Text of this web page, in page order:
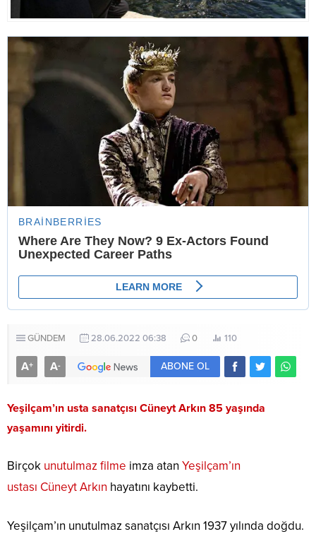
GÜNDEM 28.06.2022 06:38 0 110
A+ A- ABONE OL
Yeşilçam’ın usta sanatçısı Cüneyt Arkın 85 yaşında
yaşamını yitirdi.
Birçok unutulmaz filme imza atan Yeşilçam’ın
ustası Cüneyt Arkın hayatını kaybetti.
Yeşilçam’ın unutulmaz sanatçısı Arkın 1937 yılında doğdu.